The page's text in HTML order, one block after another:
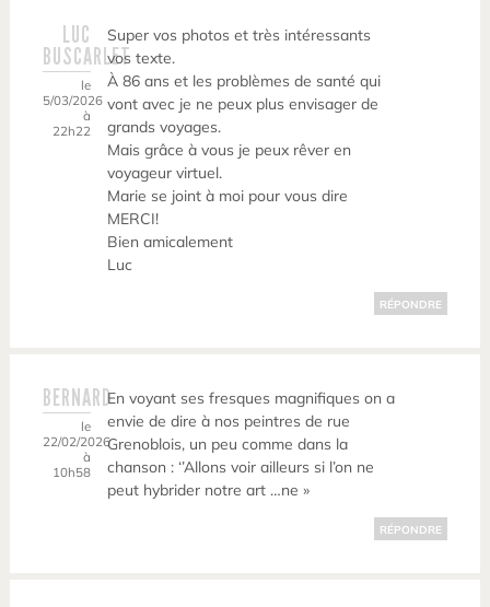
LUC
BUSCARLET
le
5/03/2026
à
22h22
Super vos photos et très intéressants
vos texte.
À 86 ans et les problèmes de santé qui
vont avec je ne peux plus envisager de
grands voyages.
Mais grâce à vous je peux rêver en
voyageur virtuel.
Marie se joint à moi pour vous dire
MERCI!
Bien amicalement
Luc
RÉPONDRE
BERNARD
le
22/02/2026
à
10h58
En voyant ses fresques magnifiques on a
envie de dire à nos peintres de rue
Grenoblois, un peu comme dans la
chanson : ‘’Allons voir ailleurs si l’on ne
peut hybrider notre art …ne »
RÉPONDRE